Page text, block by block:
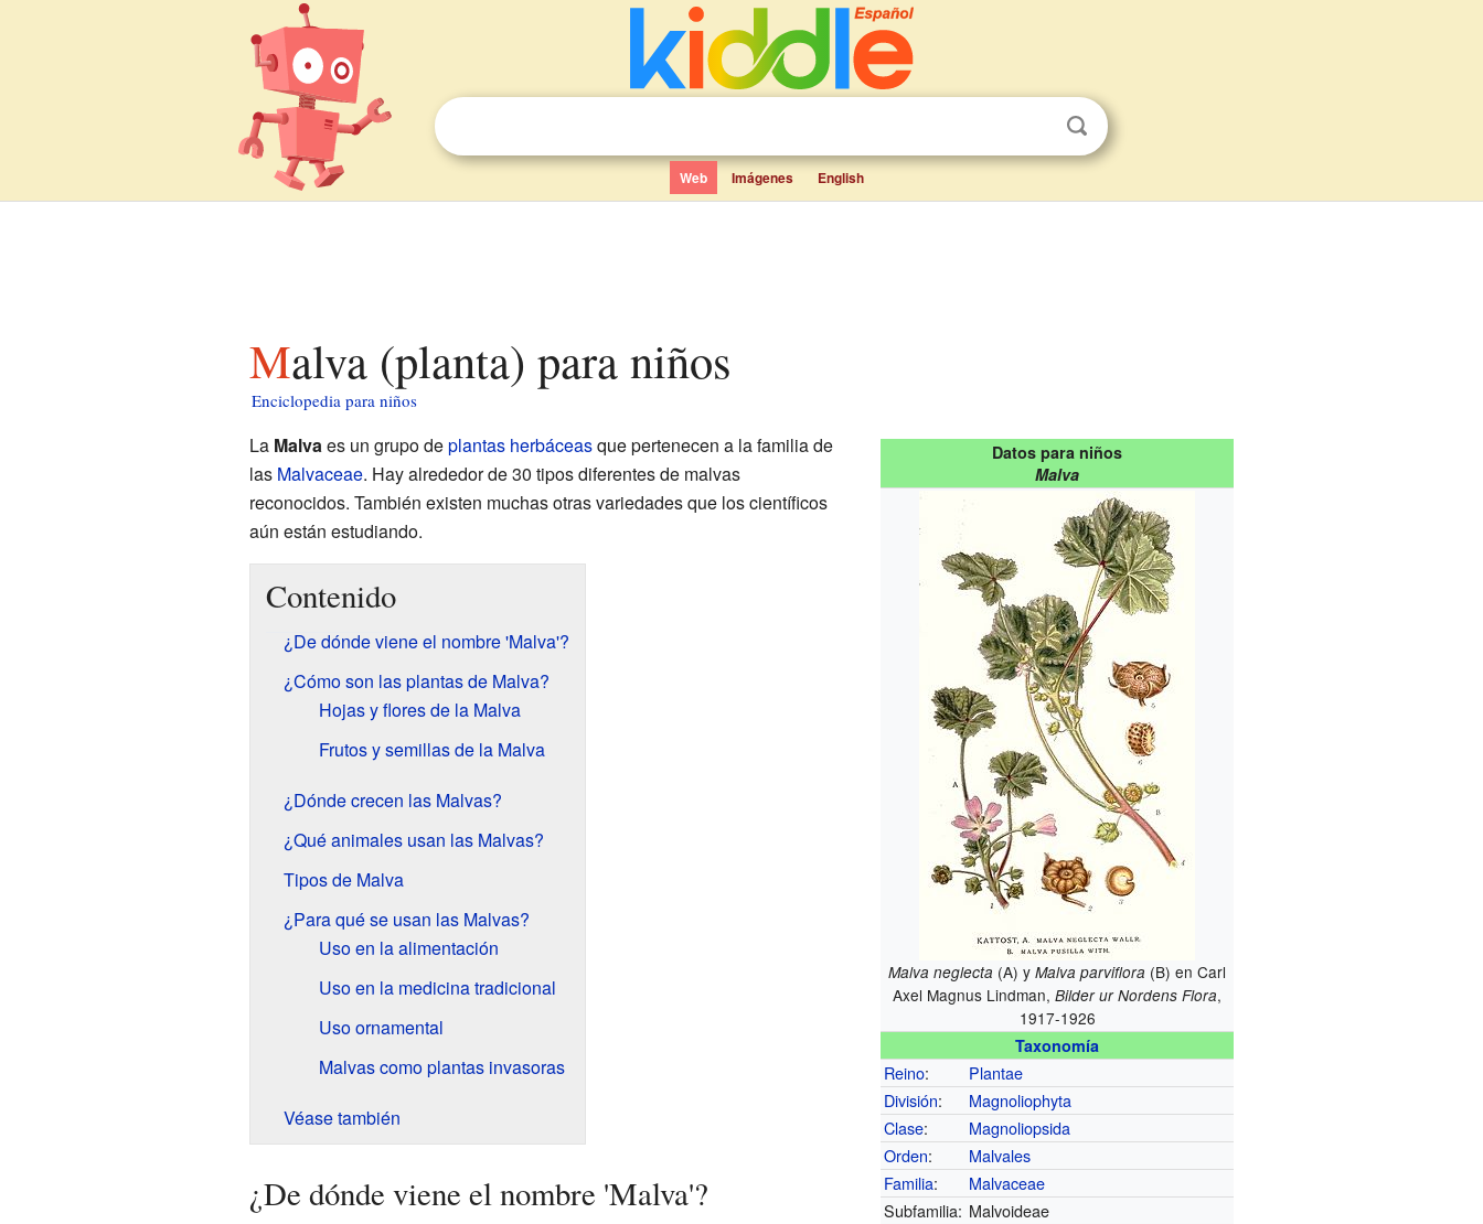
Web Imágenes English
Malva (planta) para niños
Enciclopedia para niños
Datos para niños
Malva
Malva neglecta (A) yMalva parviflora (B) en Carl
Axel Magnus Lindman,Bilder ur Nordens Flora,
1917-1926
Taxonomía
Reino:
Plantae
División:
Magnoliophyta
Clase:
Magnoliopsida
Orden:
Malvales
Familia:
Malvaceae
Subfamilia: Malvoideae
La Malvaes un grupo deplantas herbáceasque pertenecen a la familia de
las Malvaceae. Hay alrededor de 30 tipos diferentes de malvas
reconocidos. También existen muchas otras variedades que los científicos
aún están estudiando.
Contenido
¿De dónde viene el nombre 'Malva'?
¿Cómo son las plantas de Malva?
Hojas y flores de la Malva
Frutos y semillas de la Malva
¿Dónde crecen las Malvas?
¿Qué animales usan las Malvas?
Tipos de Malva
¿Para qué se usan las Malvas?
Uso en la alimentación
Uso en la medicina tradicional
Uso ornamental
Malvas como plantas invasoras
Véase también
¿De dónde viene el nombre 'Malva'?